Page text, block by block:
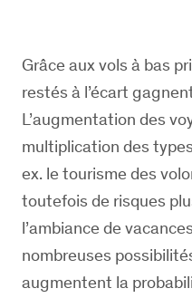
Grâce aux vols à bas
restés à l’écart
L’augmentation des
multiplication des
ex. le tourisme des
toutefois de risques
l’ambiance de
nombreuses
augmentent la